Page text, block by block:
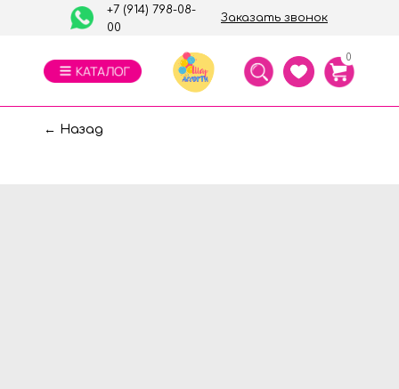
Заказать звонок
+7 (914) 798-08-
00
0
← Назад